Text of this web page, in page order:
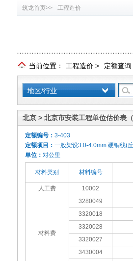
筑龙首页>> 工程造价
当前位置： 工程造价 > 定额查询
地区/行业
北京 > 北京市安装工程单位估价表（
定额编号： 3-403
定额项目： 一般架设3.0-4.0mm 硬铜线(
单位： 对公里
材料类别 材料编号
人工费 10002
材料费
3280049
3320018
3320028
3320027
3430004